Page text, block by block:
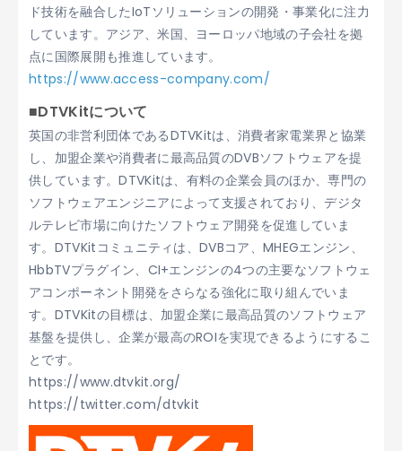
ド技術を融合したIoTソリューションの開発・事業化に注力
しています。アジア、米国、ヨーロッパ地域の子会社を拠
点に国際展開も推進しています。
https://www.access-company.com/
■DTVKitについて
英国の非営利団体であるDTVKitは、消費者家電業界と協業
し、加盟企業や消費者に最高品質のDVBソフトウェアを提
供しています。DTVKitは、有料の企業会員のほか、専門の
ソフトウェアエンジニアによって支援されており、デジタ
ルテレビ市場に向けたソフトウェア開発を促進していま
す。DTVKitコミュニティは、DVBコア、MHEGエンジン、
HbbTVプラグイン、CI+エンジンの4つの主要なソフトウェ
アコンポーネント開発をさらなる強化に取り組んでいま
す。DTVKitの目標は、加盟企業に最高品質のソフトウェア
基盤を提供し、企業が最高のROIを実現できるようにするこ
とです。
https://www.dtvkit.org/
https://twitter.com/dtvkit